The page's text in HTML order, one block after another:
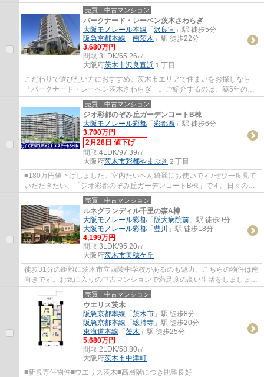
確かな不動産情報をご提供しております。こ...
売買｜中古マンション
パークナード・レーベン茨木さわらぎ
大阪モノレール本線 「 沢良宜 」駅 徒歩5分
阪急京都本線 「 南茨木 」駅 徒歩22分
3,680万円
間取:3LDK/65.26㎡
大阪府茨木市沢良宜浜 １丁目
こだわりで選びたい方におすすめ。茨木市エリアで住まいをお探しなら
「パークナード・レーベン茨木さわらぎ」。ご紹介するのは、築5年のお
すすめ物件です。ご家族にも十分な広さの3LDK...
売買｜中古マンション
ジオ彩都のぞみ丘ガーデンコートB棟
大阪モノレール彩都 「 彩都西 」駅 徒歩6分
3,700万円
2月28日 値下げ
間取:4LDK/97.39㎡
大阪府茨木市彩都やまぶき ２丁目
■180万円値下げしました。室内たいへん綺麗にお使いです♪ぜひ一度見て
いただきたい、「ジオ彩都のぞみ丘ガーデンコートB棟」です。日々の暮
らしに便利なラ・ムー 彩都店(スーパー)まで...
売買｜中古マンション
ルネグランディル千里の森A棟
大阪モノレール彩都 「 阪大病院前 」駅 徒歩9分
大阪モノレール彩都 「 豊川
」駅 徒歩18分
4,199万円
間取:3LDK/95.20㎡
大阪府茨木市美穂ケ丘
徒歩31分の距離に茨木市立西陵中学校があるのも魅力。こちらの物件は南
向きです。お気に入りの中古マンションで満足度の高い生活をしましょ
う。バルコニーが付いています。センチュリ...
売買｜中古マンション
ウエリス茨木
阪急京都本線 「 茨木市 」駅 徒歩8分
阪急京都本線 「 総持寺 」駅 徒歩20分
東海道本線 「 茨木 」駅 徒歩25分
5,680万円
間取:2LDK/58.80㎡
大阪府茨木市中津町
■新規専任物件■ウエリス茨木■高層階につき眺望良好